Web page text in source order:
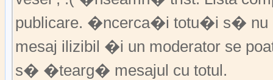
publicare. �ncerca�i totu�i s� nu
mesaj ilizibil �i un moderator se
s� �tearg� mesajul cu totul.